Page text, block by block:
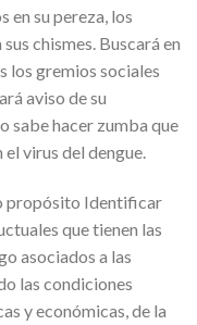
en su pereza, los
chismes. Buscará en
los gremios sociales
aviso de su
sabe hacer zumba que
virus del dengue.
propósito Identificar
que tienen las
asociados a las
las condiciones
y económicas, de la